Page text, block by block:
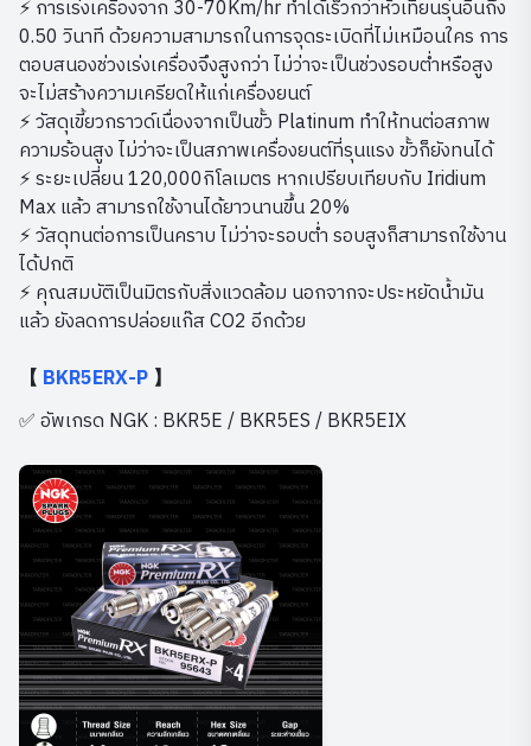
⚡ การเร่งเครื่องจาก 30-70Km/hr ทำได้เร็วกว่าหัวเทียนรุ่นอื่นถึง
0.50 วินาที ด้วยความสามารถในการจุดระเบิดที่ไม่เหมือนใคร การ
ตอบสนองช่วงเร่งเครื่องจึงสูงกว่า ไม่ว่าจะเป็นช่วงรอบต่ำหรือสูง
จะไม่สร้างความเครียดให้แก่เครื่องยนต์
⚡ วัสดุเขี้ยวกราวด์เนื่องจากเป็นขั้ว Platinum ทำให้ทนต่อสภาพ
ความร้อนสูง ไม่ว่าจะเป็นสภาพเครื่องยนต์ที่รุนแรง ขั้วก็ยังทนได้
⚡ ระยะเปลี่ยน 120,000กิโลเมตร หากเปรียบเทียบกับ Iridium
Max แล้ว สามารถใช้งานได้ยาวนานขึ้น 20%
⚡ วัสดุทนต่อการเป็นคราบ ไม่ว่าจะรอบต่ำ รอบสูงก็สามารถใช้งาน
ได้ปกติ
⚡ คุณสมบัติเป็นมิตรกับสิ่งแวดล้อม นอกจากจะประหยัดน้ำมัน
แล้ว ยังลดการปล่อยแก๊ส CO2 อีกด้วย
【 BKR5ERX-P 】
✅ อัพเกรด NGK : BKR5E / BKR5ES / BKR5EIX